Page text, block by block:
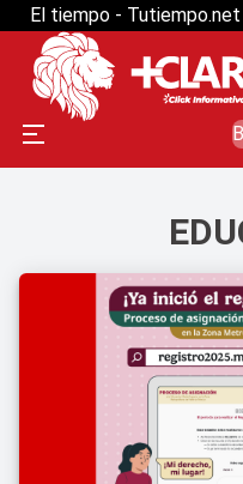
El tiempo - Tutiempo.net